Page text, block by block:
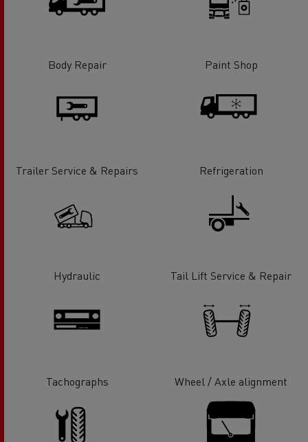
Body Repair Paint Shop
Trailer Service & Repairs Refrigeration
Hydraulic Tail Lift Service & Repair
Tachographs Wheel / Axle alignment